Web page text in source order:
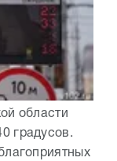
области
градусов.